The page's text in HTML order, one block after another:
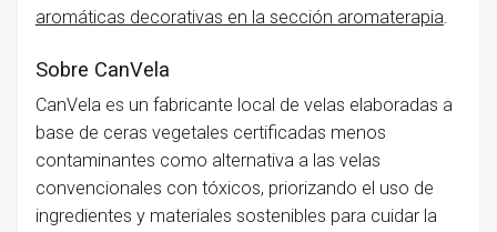
aromáticas decorativas en la sección aromaterapia.
Sobre CanVela
CanVela es un fabricante local de velas elaboradas a
base de ceras vegetales certificadas menos
contaminantes como alternativa a las velas
convencionales con tóxicos, priorizando el uso de
ingredientes y materiales sostenibles para cuidar la